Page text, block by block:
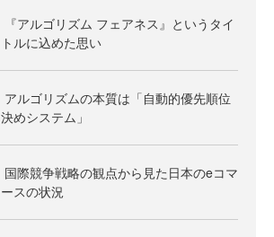
『アルゴリズム フェアネス』というタイ
トルに込めた思い
アルゴリズムの本質は「自動的優先順位
決めシステム」
国際競争戦略の観点から見た日本のeコマ
ースの状況